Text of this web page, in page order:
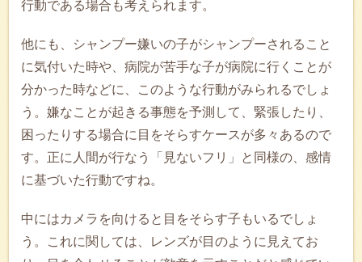
行動である場合も考えられます。
他にも、シャンプー嫌いの子がシャンプーされること
に気付いた時や、病院が苦手な子が病院に行くことが
分かった時などに、このような行動がみられるでしょ
う。嫌なことが起きる事態を予測して、緊張したり、
困ったりする場合に目をそらすケースが多々あるので
す。正に人間が行なう「見ないフリ」と同様の、感情
に基づいた行動ですね。
中にはカメラを向けると目をそらす子もいるでしょ
う。これに関しては、レンズが目のように見えてお